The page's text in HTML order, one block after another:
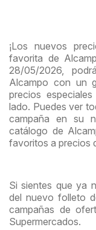
¡Los nuevos
favorita de
28/05/2026,
Alcampo con un
precios
lado. Puedes ver
campaña en su
catálogo de
favoritos a precios
Si sientes que ya
del nuevo folleto
campañas de
Supermercados.